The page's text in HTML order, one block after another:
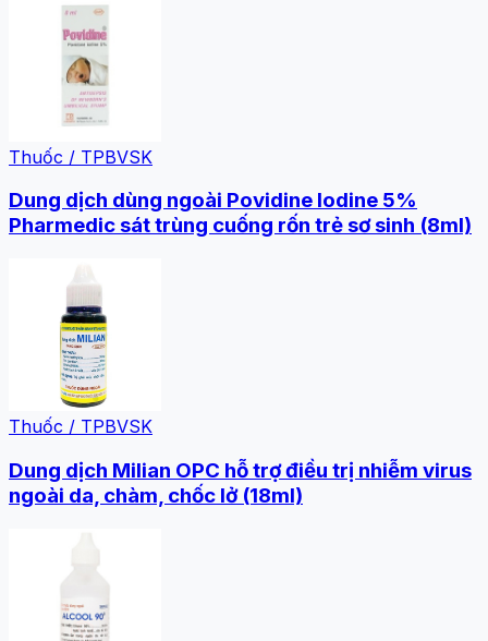
Thuốc / TPBVSK
Dung dịch dùng ngoài Povidine Iodine 5%
Pharmedic sát trùng cuống rốn trẻ sơ sinh (8ml)
Thuốc / TPBVSK
Dung dịch Milian OPC hỗ trợ điều trị nhiễm virus
ngoài da, chàm, chốc lở (18ml)